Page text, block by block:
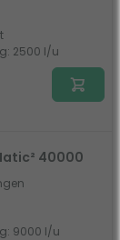
2500 l/u
40000
9000 l/u